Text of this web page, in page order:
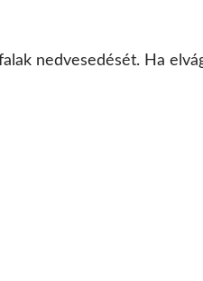
nedvesedését. Ha